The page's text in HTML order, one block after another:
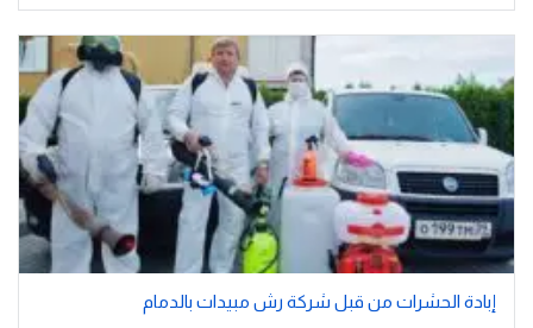
إبادة الحشرات من قبل شركة رش مبيدات بالدمام